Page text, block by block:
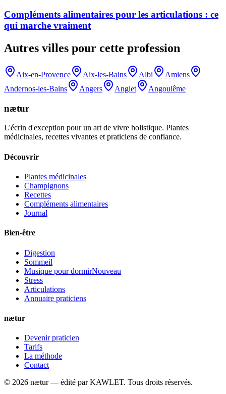
Compléments alimentaires pour les articulations : ce
qui marche vraiment
Autres villes pour cette profession
Aix-en-Provence Aix-les-Bains Albi
Amiens
Andernos-les-Bains
Angers Anglet Angoulême
nætur
L'écrin d'exception pour un art de vivre holistique. Plantes
médicinales, recettes vivantes et praticiens de confiance.
Découvrir
Plantes médicinales
Champignons
Recettes
Compléments alimentaires
Journal
Bien-être
Digestion
Sommeil
Musique pour dormirNouveau
Stress
Articulations
Annuaire praticiens
nætur
Devenir praticien
Tarifs
La méthode
Contact
© 2026 nætur — édité par KAWLET. Tous droits réservés.